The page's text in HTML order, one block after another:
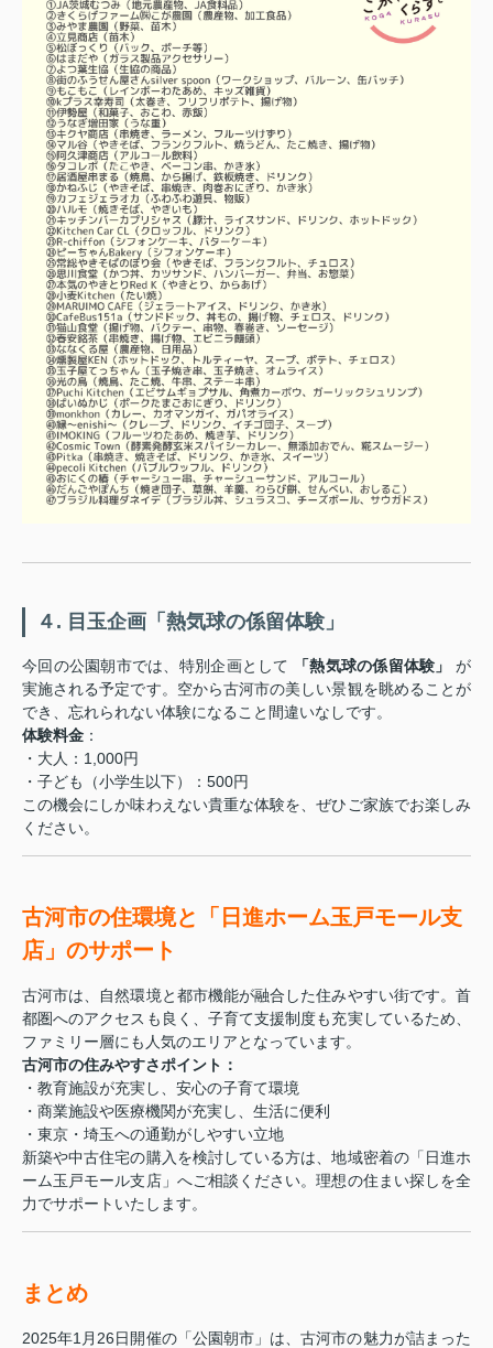
４. 目玉企画「熱気球の係留体験」
今回の公園朝市では、特別企画として 「熱気球の係留体験」
が
実施される予定です。空から古河市の美しい景観を眺めることが
でき、忘れられない体験になること間違いなしです。
体験料金 ：
・大人：1,000円
・子ども（小学生以下）：500円
この機会にしか味わえない貴重な体験を、ぜひご家族でお楽しみ
ください。
古河市の住環境と「日進ホーム玉戸モール支
店」のサポート
古河市は、自然環境と都市機能が融合した住みやすい街です。首
都圏へのアクセスも良く、子育て支援制度も充実しているため、
ファミリー層にも人気のエリアとなっています。
古河市の住みやすさポイント：
・教育施設が充実し、安心の子育て環境
・商業施設や医療機関が充実し、生活に便利
・東京・埼玉への通勤がしやすい立地
新築や中古住宅の購入を検討している方は、地域密着の「日進ホ
ーム玉戸モール支店」へご相談ください。理想の住まい探しを全
力でサポートいたします。
まとめ
2025年1月26日開催の「公園朝市」は、古河市の魅力が詰まった